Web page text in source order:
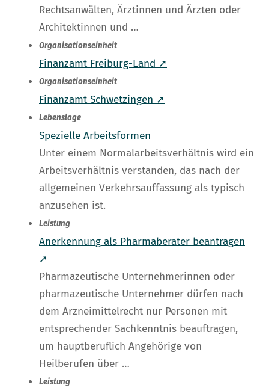
Rechtsanwälten, Ärztinnen und Ärzten oder
Architektinnen und …
Organisationseinheit
Finanzamt Freiburg-Land ➚
Organisationseinheit
Finanzamt Schwetzingen ➚
Lebenslage
Spezielle Arbeitsformen
Unter einem Normalarbeitsverhältnis wird ein
Arbeitsverhältnis verstanden, das nach der
allgemeinen Verkehrsauffassung als typisch
anzusehen ist.
Leistung
Anerkennung als Pharmaberater beantragen
➚
Pharmazeutische Unternehmerinnen oder
pharmazeutische Unternehmer dürfen nach
dem Arzneimittelrecht nur Personen mit
entsprechender Sachkenntnis beauftragen,
um hauptberuflich Angehörige von
Heilberufen über …
Leistung